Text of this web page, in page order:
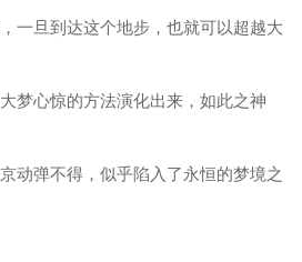
一旦到达这个地步，也就可以超越大
梦心惊的方法演化出来，如此之神
动弹不得，似乎陷入了永恒的梦境之